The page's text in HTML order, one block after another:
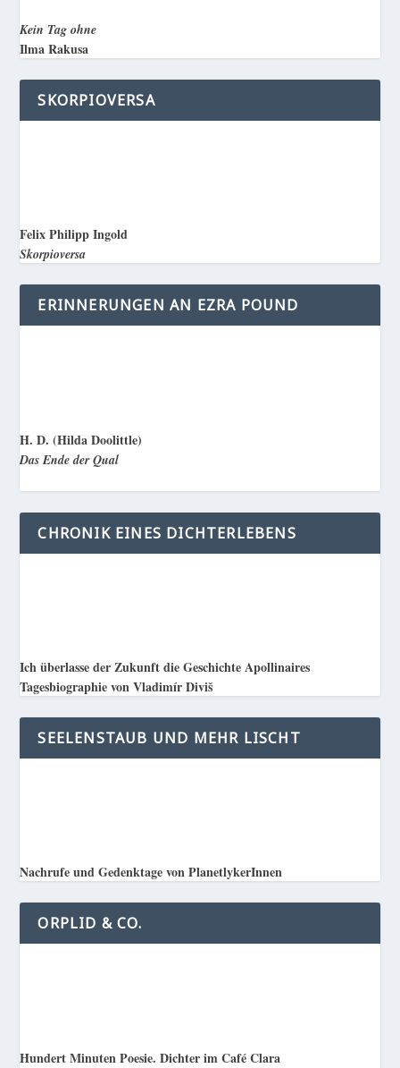
Kein Tag ohne
Ilma Rakusa
SKORPIOVERSA
Felix Philipp Ingold
Skorpioversa
ERINNERUNGEN AN EZRA POUND
H. D. (Hilda Doolittle)
Das Ende der Qual
CHRONIK EINES DICHTERLEBENS
Ich überlasse der Zukunft die Geschichte Apollinaires
Tagesbiographie von Vladimír Diviš
SEELENSTAUB UND MEHR LISCHT
Nachrufe und Gedenktage von PlanetlykerInnen
ORPLID & CO.
Hundert Minuten Poesie. Dichter im Café Clara